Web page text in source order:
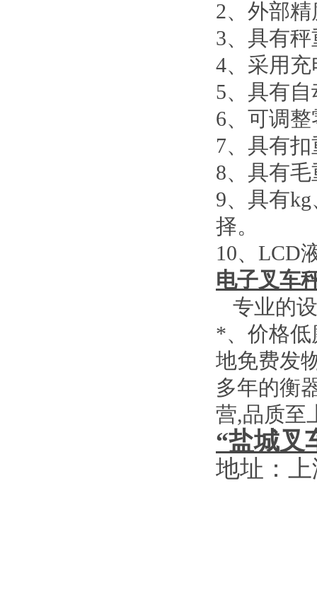
2、外部精
3、具有
4、采用
5、具有
6、可调
7、具有
8、具有
9、具有kg
择。
10、 LCD
电子叉车
专业的
*、价格低
地免费发
多年的衡
营,品质至
“盐城叉
地址：